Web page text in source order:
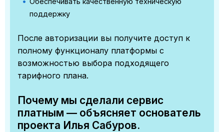
поддержку
После авторизации вы получите доступ к
полному функционалу платформы с
возможностью выбора подходящего
тарифного плана.
Почему мы сделали сервис
платным — объясняет основатель
проекта Илья Сабуров.